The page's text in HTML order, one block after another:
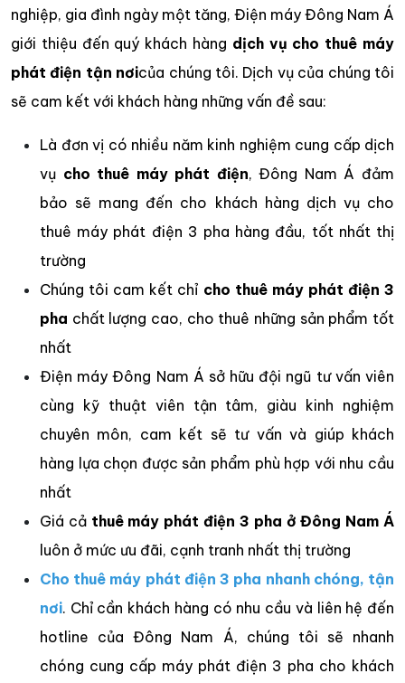
nghiệp, gia đình ngày một tăng, Điện máy Đông Nam Á
giới thiệu đến quý khách hàng dịch vụ cho thuê máy
phát điện tận nơicủa chúng tôi. Dịch vụ của chúng tôi
sẽ cam kết với khách hàng những vấn đề sau:
Là đơn vị có nhiều năm kinh nghiệm cung cấp dịch
vụ cho thuê máy phát điện, Đông Nam Á đảm
bảo sẽ mang đến cho khách hàng dịch vụ cho
thuê máy phát điện 3 pha hàng đầu, tốt nhất thị
trường
Chúng tôi cam kết chỉ cho thuê máy phát điện 3
pha chất lượng cao, cho thuê những sản phẩm tốt
nhất
Điện máy Đông Nam Á sở hữu đội ngũ tư vấn viên
cùng kỹ thuật viên tận tâm, giàu kinh nghiệm
chuyên môn, cam kết sẽ tư vấn và giúp khách
hàng lựa chọn được sản phẩm phù hợp với nhu cầu
nhất
Giá cả thuê máy phát điện 3 pha ở Đông Nam Á
luôn ở mức ưu đãi, cạnh tranh nhất thị trường
Cho thuê máy phát điện 3 pha nhanh chóng, tận
nơi. Chỉ cần khách hàng có nhu cầu và liên hệ đến
hotline của Đông Nam Á, chúng tôi sẽ nhanh
chóng cung cấp máy phát điện 3 pha cho khách